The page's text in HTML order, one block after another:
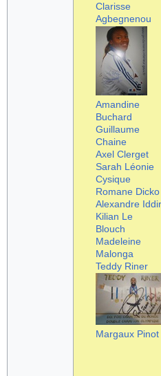
Clarisse
Agbegnenou
Amandine
Buchard
Guillaume
Chaine
Axel Clerget
Sarah Léonie
Cysique
Romane Dicko
Alexandre Iddir
Kilian Le
Blouch
Madeleine
Malonga
Teddy Riner
Margaux Pinot